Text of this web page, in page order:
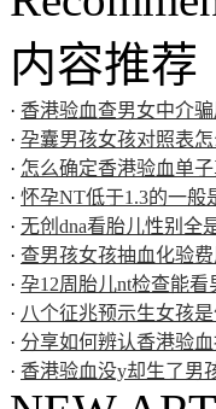
内容推荐
· 香港验血查男女中介
· 孕囊男孩女孩对照表
· 怎么确定香港验血单
· 怀孕NT低于1.3的一般
· 无创dna看胎儿性别全
· 查男孩女孩抽血化验
· 孕12周胎儿nt检查能
· 八个征兆预示生女孩
· 分享如何辨认香港验
· 香港验血没y却生了男